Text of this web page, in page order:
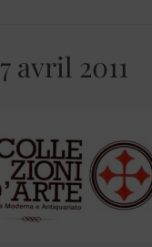
avril 2011